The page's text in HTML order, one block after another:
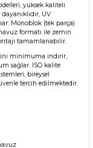
yüksek kaliteli
UV
Monoblok (tek parça)
formatı ile zemin
tamamlanabilir.
minimuma indirir,
sağlar. ISO kalite
bireysel
tercih edilmektedir.